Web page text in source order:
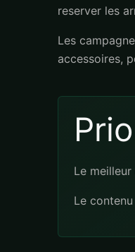
reserver les
Les
accessoires,
Le
Le